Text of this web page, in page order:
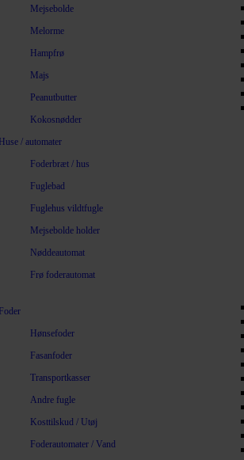
Mejsebolde
Melorme
Hampfrø
Majs
Peanutbutter
Kokosnødder
Huse / automater
Foderbræt / hus
Fuglebad
Fuglehus vildtfugle
Mejsebolde holder
Nøddeautomat
Frø foderautomat
Foder
Hønsefoder
Fasanfoder
Transportkasser
Andre fugle
Kosttilskud / Utøj
Foderautomater / Vand